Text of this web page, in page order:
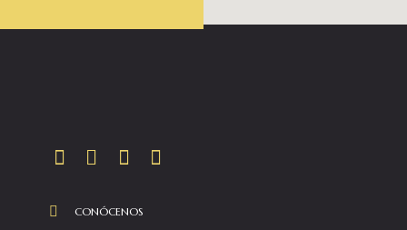
CONÓCENOS